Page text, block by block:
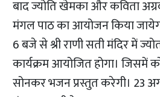
बाद ज्योति खेमका और कविता
मंगल पाठ का आयोजन किया
6 बजे से श्री राणी सती मंदिर में
कार्यक्रम आयोजित होगा। जिसमें
सोनकर भजन प्रस्तुत करेगी। 23